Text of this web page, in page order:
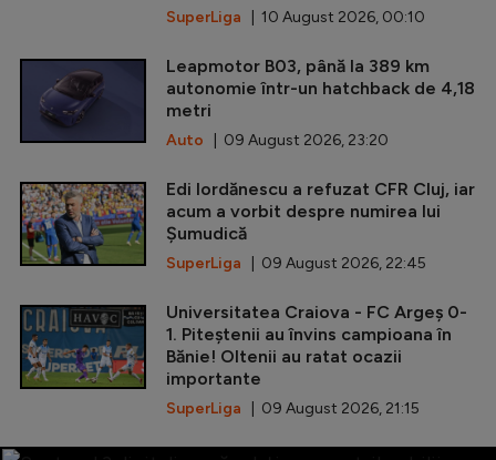
SuperLiga | 10 August 2026, 00:10
Leapmotor B03, până la 389 km
autonomie într-un hatchback de 4,18
metri
Auto | 09 August 2026, 23:20
Edi Iordănescu a refuzat CFR Cluj, iar
acum a vorbit despre numirea lui
Șumudică
SuperLiga | 09 August 2026, 22:45
Universitatea Craiova - FC Argeș 0-
1. Piteștenii au învins campioana în
Bănie! Oltenii au ratat ocazii
importante
SuperLiga | 09 August 2026, 21:15